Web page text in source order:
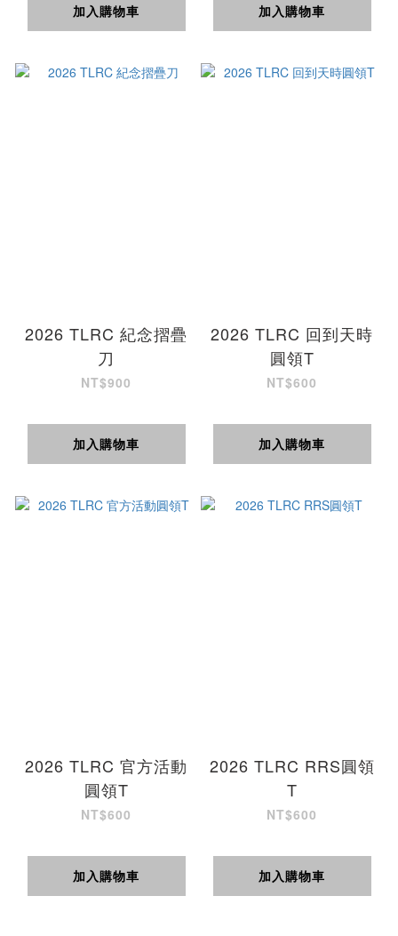
加入購物車 加入購物車
2026 TLRC 紀念摺疊
刀
NT$900
加入購物車
2026 TLRC 回到天時
圓領T
NT$600
加入購物車
2026 TLRC 官方活動
圓領T
NT$600
加入購物車
2026 TLRC RRS圓領
T
NT$600
加入購物車